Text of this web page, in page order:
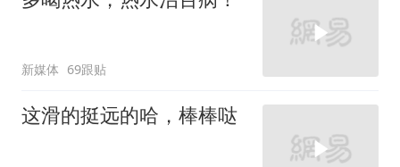
新媒体 69跟贴
这滑的挺远的哈，棒棒哒